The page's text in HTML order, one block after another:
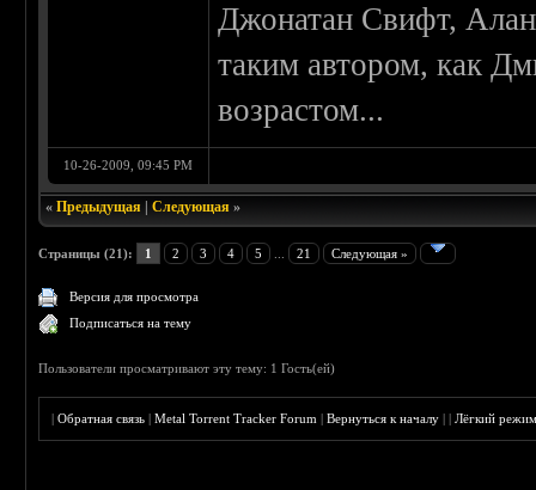
Джонатан Свифт,
таким автором, как
возрастом...
10-26-2009, 09:45 PM
«Предыдущая |Следующая »
Страницы (21): 1 2 3 4 5 21 Следующая »
Версия для просмотра
Подписаться на тему
Пользователи просматривают эту тему: 1 Гость(ей)
|Обратная связь |Metal Torrent Tracker Forum |Вернуться к началу ||Лёгкий